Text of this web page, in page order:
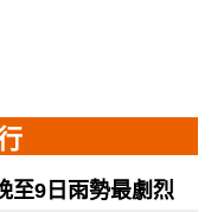
至9日雨勢最劇烈